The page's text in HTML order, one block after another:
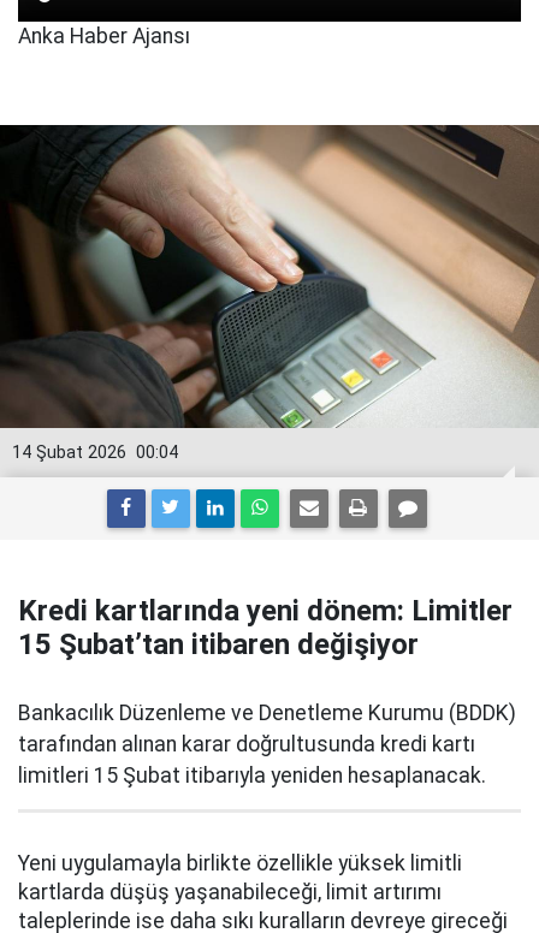
Anka Haber Ajansı
00:04
14 Şubat 2026
Kredi kartlarında yeni dönem: Limitler
15 Şubat’tan itibaren değişiyor
Bankacılık Düzenleme ve Denetleme Kurumu (BDDK)
tarafından alınan karar doğrultusunda kredi kartı
limitleri 15 Şubat itibarıyla yeniden hesaplanacak.
Yeni uygulamayla birlikte özellikle yüksek limitli
kartlarda düşüş yaşanabileceği, limit artırımı
taleplerinde ise daha sıkı kuralların devreye gireceği